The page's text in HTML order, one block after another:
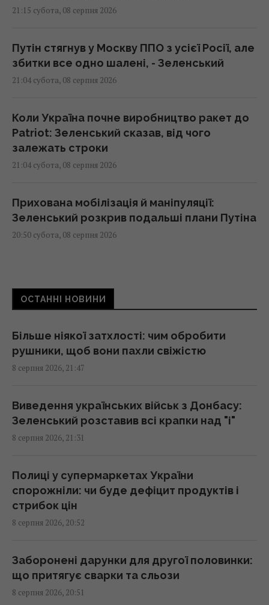
21:15 субота, 08 серпня 2026
Путін стягнув у Москву ППО з усієї Росії, але
збитки все одно шалені, - Зеленський
21:04 субота, 08 серпня 2026
Коли Україна почне виробництво ракет до
Patriot: Зеленський сказав, від чого
залежать строки
21:04 субота, 08 серпня 2026
Прихована мобілізація й маніпуляції:
Зеленський розкрив подальші плани Путіна
20:50 субота, 08 серпня 2026
прогнозом щодо завершення війни в
Україні
Україна купила у Туреччини партію ракет
ATACMS і гусеничні версії "Хаймарсів"
Лев Тарас, якого врятували від війни в
Україні, тяжко захворів
"Вибухають" через кожну дрібницю: 9
проблем людей, яких легко розізлити
20:12 субота, 08 серпня 2026
Названо найсильнішу розвідку Європи, і це
не ГУР
19:57 субота, 08 серпня 2026
ОСТАННІ НОВИНИ
Більше ніякої затхлості: чим обробити
рушники, щоб вони пахли свіжістю
8 серпня 2026, 21:47
Виведення українських військ з Донбасу:
Зеленський розставив всі крапки над "і"
8 серпня 2026, 21:31
Полиці у супермаркетах України
спорожніли: чи буде дефіцит продуктів і
стрибок цін
8 серпня 2026, 20:52
Заборонені дарунки для другої половинки:
що притягує сварки та сльози
8 серпня 2026, 20:51